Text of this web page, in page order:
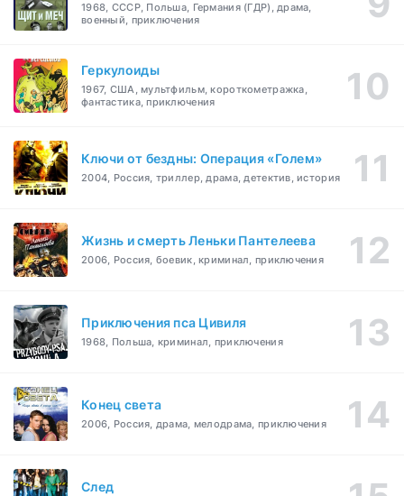
1968, СССР, Польша, Германия (ГДР), драма,
военный, приключения
Геркулоиды
1967, США, мультфильм, короткометражка,
фантастика, приключения
Ключи от бездны: Операция «Голем»
2004, Россия, триллер, драма, детектив, история
Жизнь и смерть Леньки Пантелеева
2006, Россия, боевик, криминал, приключения
Приключения пса Цивиля
1968, Польша, криминал, приключения
Конец света
2006, Россия, драма, мелодрама, приключения
След